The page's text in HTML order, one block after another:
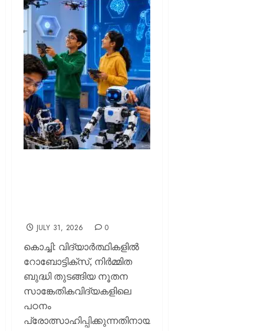
JULY 31, 2026 0
കൊച്ചി: വിദ്യാർത്ഥികളിൽ
റോബോട്ടിക്സ്, നിർമ്മിത
ബുദ്ധി തുടങ്ങിയ നൂതന
സാങ്കേതികവിദ്യകളിലെ
പഠനം
പ്രോത്സാഹിപ്പിക്കുന്നതിനായി